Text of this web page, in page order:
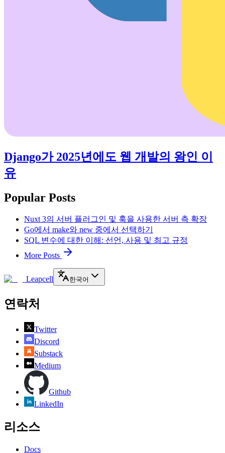
Django가 2025년에도 웹 개발의 왕인 이
유
Popular Posts
Nuxt 3의 서버 플러그인 및 훅을 사용한 서버 측 확장
Go에서 make와 new 중에서 선택하기
SQL 변수에 대한 이해: 선언, 사용 및 최고 규정
More Posts
Leapcell 한국어
연락처
Twitter
Discord
Substack
Medium
Github
LinkedIn
리소스
Docs